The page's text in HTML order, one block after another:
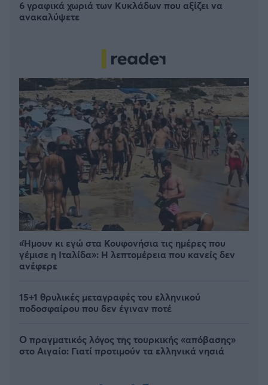
6 γραφικά χωριά των Κυκλάδων που αξίζει να
ανακαλύψετε
«Ήμουν κι εγώ στα Κουφονήσια τις ημέρες που
γέμισε η Ιταλίδα»: Η λεπτομέρεια που κανείς δεν
ανέφερε
15+1 θρυλικές μεταγραφές του ελληνικού
ποδοσφαίρου που δεν έγιναν ποτέ
Ο πραγματικός λόγος της τουρκικής «απόβασης»
στο Αιγαίο: Γιατί προτιμούν τα ελληνικά νησιά